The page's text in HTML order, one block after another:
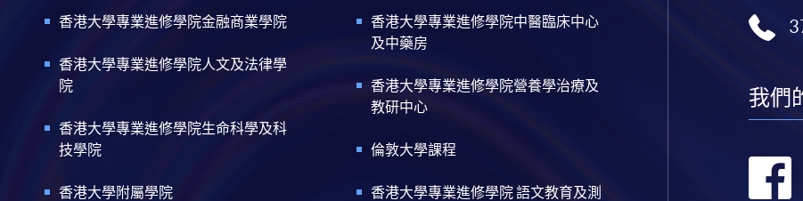
香港大學專業進修學院金融商業學院
香港大學專業進修學院人文及法律學
院
香港大學專業進修學院生命科學及科
技學院
香港大學附屬學院
香港大學專業進修學院中醫臨床中心
及中藥房
香港大學專業進修學院營養學治療及
教研中心
倫敦大學課程
香港大學專業進修學院 語文教育及測
我們